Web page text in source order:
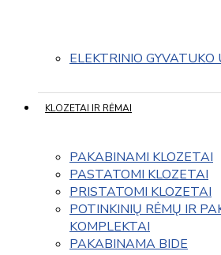
ELEKTRINIO
KLOZETAI IR RĖMAI
PAKABINAMI KLOZETAI
PASTATOMI KLOZETAI
PRISTATOMI KLOZETAI
POTINKINIŲ RĖMŲ IR
KOMPLEKTAI
PAKABINAMA BIDE